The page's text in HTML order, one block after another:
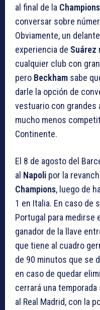
al final de la
conversar sobre
Obviamente, un
experiencia de Suárez
cualquier club con
pero Beckham sabe
darle la opción de
vestuario con grandes
mucho menos
Continente.
El 8 de agosto del
al Napoli por la
Champions, luego de
1 en Italia. En caso de
Portugal para medirse
ganador de la llave
que tiene al cuadro
de 90 minutos que se
en caso de quedar
cerrará una
al Real Madrid, con la